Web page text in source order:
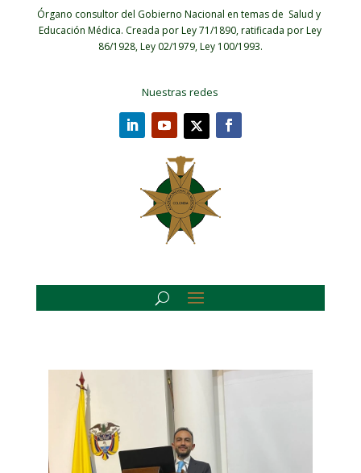
Órgano consultor del Gobierno Nacional en temas de Salud y
Educación Médica. Creada por Ley 71/1890, ratificada por Ley
86/1928, Ley 02/1979, Ley 100/1993.
Nuestras redes